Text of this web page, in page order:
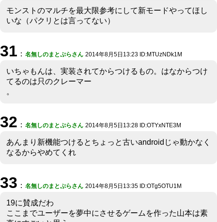
モンストのマルチを最大限参考にして新モードやってほし
いな（パクリとは言ってない）
31 ： 名無しのまとぷらさん 2014年8月5日13:23 ID:MTUzNDk1M
いちゃもんは、実装されてからつけるもの。はなからつけ
てるのは只のクレーマー
。
32 ： 名無しのまとぷらさん 2014年8月5日13:28 ID:OTYxNTE3M
あんまり新機能つけるとちょっと古いandroidじゃ動かなく
なるからやめてくれ
33 ： 名無しのまとぷらさん 2014年8月5日13:35 ID:OTg5OTU1M
19に賛成だわ
ここまでユーザーを夢中にさせるゲームを作った山本は素